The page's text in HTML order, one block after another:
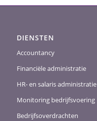
DIENSTEN
Accountancy
Financiële administratie
HR- en salaris administratie
Monitoring bedrijfsvoering
Bedrijfsoverdrachten